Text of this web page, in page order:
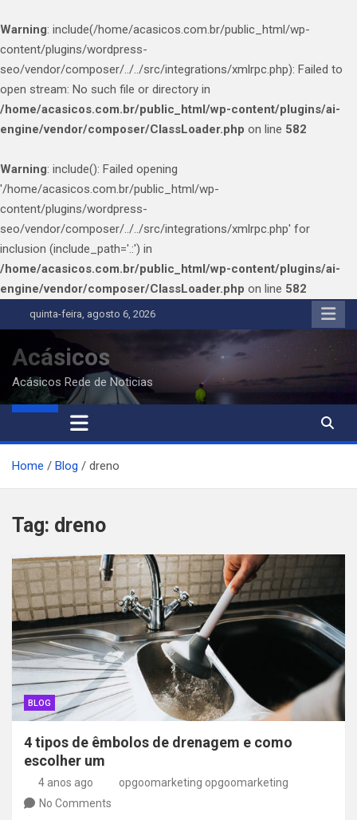
Warning: include(/home/acasicos.com.br/public_html/wp-
content/plugins/wordpress-
seo/vendor/composer/../../src/integrations/xmlrpc.php): Failed to
open stream: No such file or directory in
/home/acasicos.com.br/public_html/wp-content/plugins/ai-
engine/vendor/composer/ClassLoader.php on line 582
Warning: include(): Failed opening
'/home/acasicos.com.br/public_html/wp-
content/plugins/wordpress-
seo/vendor/composer/../../src/integrations/xmlrpc.php' for
inclusion (include_path='.:') in
/home/acasicos.com.br/public_html/wp-content/plugins/ai-
engine/vendor/composer/ClassLoader.php on line 582
to
content
quinta-feira, agosto 6, 2026
Acásicos
Acásicos Rede de Noticias
Home Blog dreno
Tag: dreno
BLOG
4 tipos de êmbolos de drenagem e como
escolher um
4 anos ago
opgoomarketing opgoomarketing
No Comments